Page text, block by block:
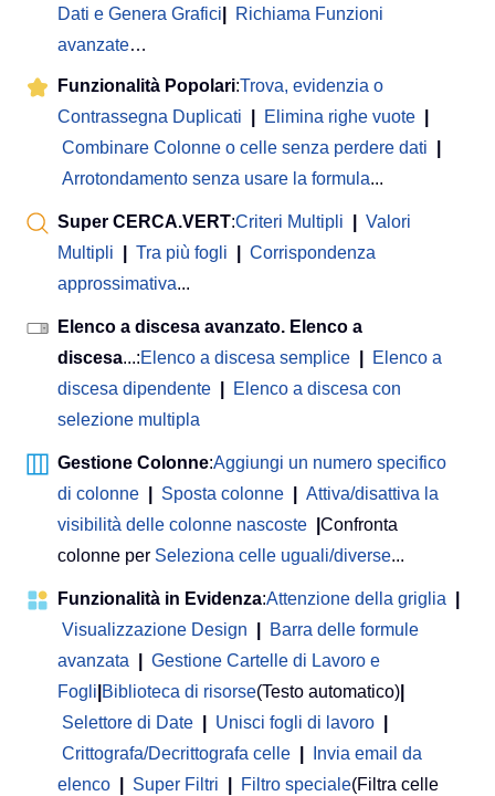
Dati e Genera Grafici
Richiama Funzioni
avanzate…
Funzionalità Popolari:Trova, evidenzia o
Contrassegna Duplicati
Elimina righe vuote
Combinare Colonne o celle senza perdere dati
Arrotondamento senza usare la formula...
Super CERCA.VERT:Criteri Multipli
Valori
Multipli
Tra più fogli
Corrispondenza
approssimativa...
Elenco a discesa avanzato. Elenco a
discesa...:Elenco a discesa semplice
Elenco a
discesa dipendente
Elenco a discesa con
selezione multipla
Gestione Colonne:Aggiungi un numero specifico
di colonne
Sposta colonne
Attiva/disattiva la
visibilità delle colonne nascoste
Confronta
colonne per Seleziona celle uguali/diverse...
Funzionalità in Evidenza:Attenzione della griglia
Visualizzazione Design
Barra delle formule
avanzata
Gestione Cartelle di Lavoro e
Fogli Biblioteca di risorse(Testo automatico)
Selettore di Date
Unisci fogli di lavoro
Crittografa/Decrittografa celle
Invia email da
elenco
Super Filtri Filtro speciale(Filtra celle